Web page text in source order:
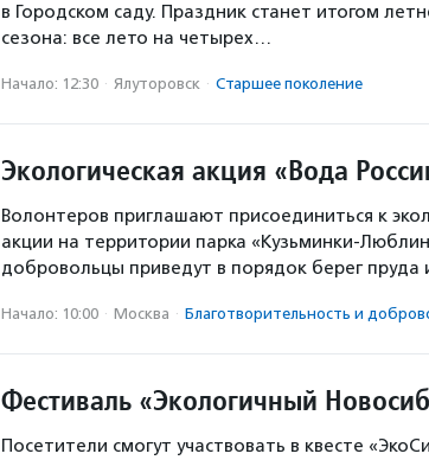
в Городском саду. Праздник станет итогом
сезона: все лето на четырех…
Начало: 12:30 · Ялуторовск · Старшее поколение
Экологическая акция «Вода
Волонтеров приглашают присоединиться к
акции на территории парка «Кузьминки-
добровольцы приведут в порядок берег пруда
Начало: 10:00 · Москва · Благотвори­тель­ность и
Фестиваль «Экологичный
Посетители смогут участвовать в квесте